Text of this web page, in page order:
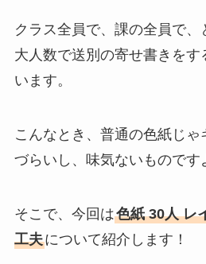
クラス全員で、課の全員で
大人数で送別の寄せ書きをす
います。
こんなとき、普通の色紙じ
づらいし、味気ないものです
そこで、今回は色紙 30人 レ
工夫について紹介します！